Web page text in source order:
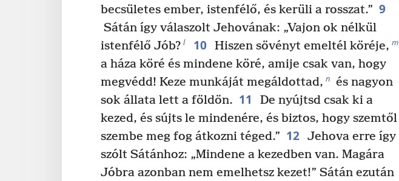
becsületes ember, istenfélő, és kerüli a rosszat.” 9
Sátán így válaszolt Jehovának: „Vajon ok nélkül
istenfélő Jób? l 10 Hiszen sövényt emeltél köréje, m
a háza köré és mindene köré, amije csak van, hogy
megvédd! Keze munkáját megáldottad, n és nagyon
sok állata lett a földön. 11
De nyújtsd csak ki a
kezed, és sújts le mindenére, és biztos, hogy szemtől
szembe meg fog átkozni téged.” 12 Jehova erre így
szólt Sátánhoz: „Mindene a kezedben van. Magára
Jóbra azonban nem emelhetsz kezet!” Sátán ezután